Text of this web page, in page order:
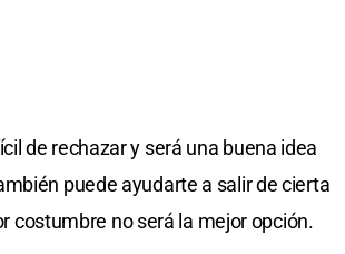
de rechazar y será una buena idea
puede ayudarte a salir de cierta
costumbre no será la mejor opción.